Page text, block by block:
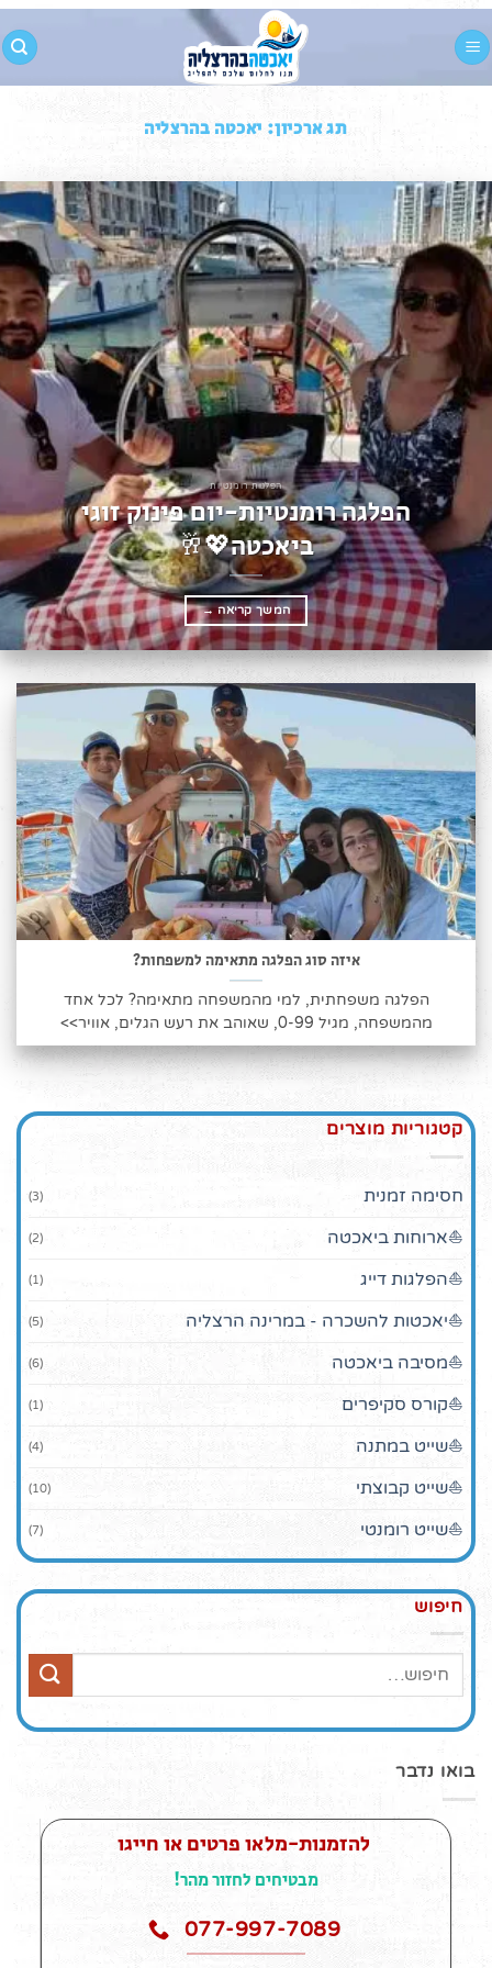
to
תג ארכיון: יאכטה בהרצליה
הפלגות רומנטיות
הפלגה רומנטיות-יום פינוק זוגי
ביאכטה💖🥂
המשך קריאה→
קטגוריות מוצרים
חסימה זמנית (3)
⛵ארוחות ביאכטה (2)
⛵הפלגות דייג (1)
⛵יאכטות להשכרה - במרינה הרצליה (5)
⛵מסיבה ביאכטה (6)
⛵קורס סקיפרים (1)
⛵שייט במתנה (4)
⛵שייט קבוצתי (10)
⛵שייט רומנטי (7)
חיפוש
בואו נדבר
להזמנות-מלאו פרטים או חייגו
מבטיחים לחזור מהר!
077-997-7089
איזה סוג הפלגה מתאימה למשפחות?
הפלגה משפחתית, למי מהמשפחה מתאימה? לכל אחד
מהמשפחה, מגיל 0-99, שאוהב את רעש הגלים, אוויר>>